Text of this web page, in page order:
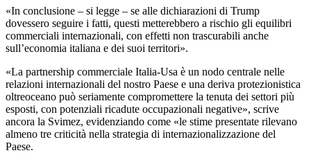
«In conclusione – si legge – se alle dichiarazioni di Trump
dovessero seguire i fatti, questi metterebbero a rischio gli equilibri
commerciali internazionali, con effetti non trascurabili anche
sull’economia italiana e dei suoi territori».
«La partnership commerciale Italia-Usa è un nodo centrale nelle
relazioni internazionali del nostro Paese e una deriva protezionistica
oltreoceano può seriamente compromettere la tenuta dei settori più
esposti, con potenziali ricadute occupazionali negative», scrive
ancora la Svimez, evidenziando come «le stime presentate rilevano
almeno tre criticità nella strategia di internazionalizzazione del
Paese.